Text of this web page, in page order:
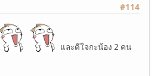
#114
และดีใจกะน้อง 2 คน